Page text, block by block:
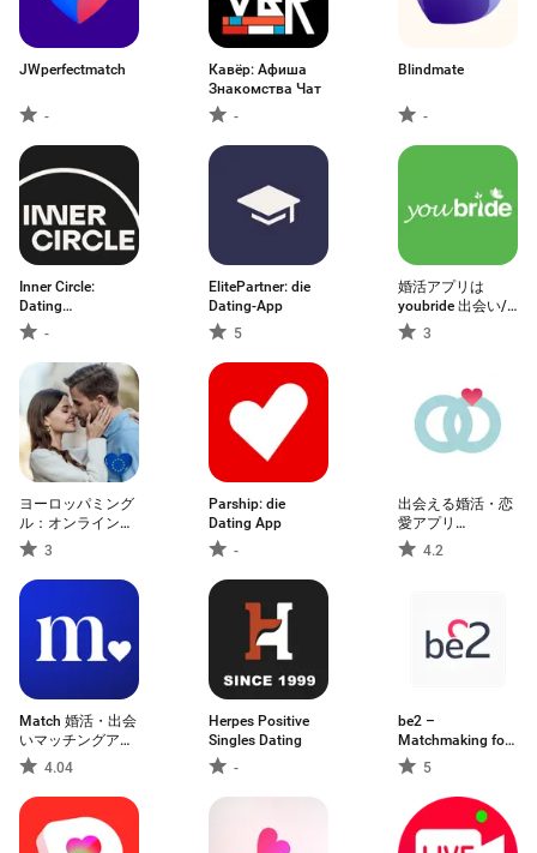
JWperfectmatch
-
Кавёр: Афиша
Знакомства Чат
-
Blindmate
-
Inner Circle:
Dating
Community
-
ElitePartner: die
Dating-App
5
婚活アプリは
youbride 出会い/
婚活/マッチング
アプリ
3
ヨーロッパミング
ル：オンラインデ
ート、チャットミ
ートシングル
3
Parship: die
Dating App
-
出会える婚活・恋
愛アプリ
SweetRing(スイー
トリング)
4.2
Match 婚活・出会
いマッチングアプ
リ
4.04
Herpes Positive
Singles Dating
-
be2 –
Matchmaking for
singles
5